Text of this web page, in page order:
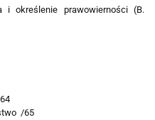
i określenie prawowierności (B.
/65